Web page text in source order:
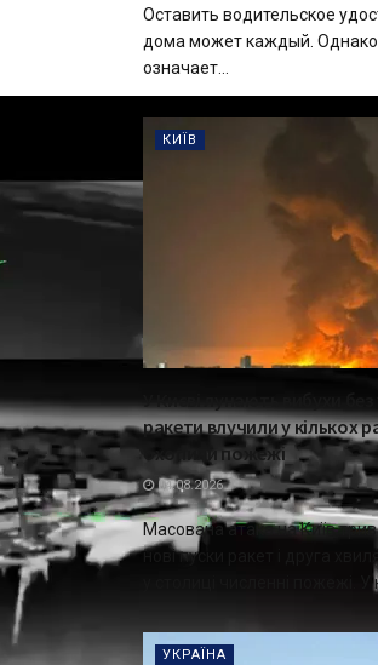
Оставить водительское
дома может каждый. Однако
означает...
КИЇВ
У Києві лунають вибухи без
ракети влучили у кількох
охопили пожежі
04.08.2026
Масована атака на Київ
нові пуски ракет і друга
у столиці численні пожежі. У
УКРАЇНА